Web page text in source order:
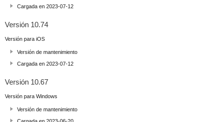
Cargada en 2023-07-12
Versión 10.74
Versión para iOS
Versión de mantenimiento
Cargada en 2023-07-12
Versión 10.67
Versión para Windows
Versión de mantenimiento